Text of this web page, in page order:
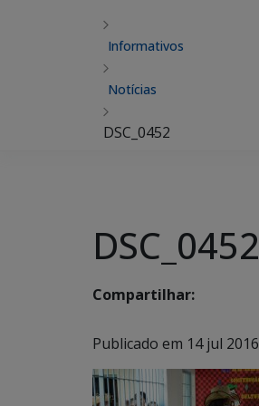
Informativos
Notícias
DSC_0452
DSC_0452
Compartilhar:
Publicado em 14 jul 2016